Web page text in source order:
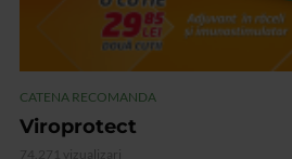
CATENA RECOMANDA
Viroprotect
74.271 vizualizari